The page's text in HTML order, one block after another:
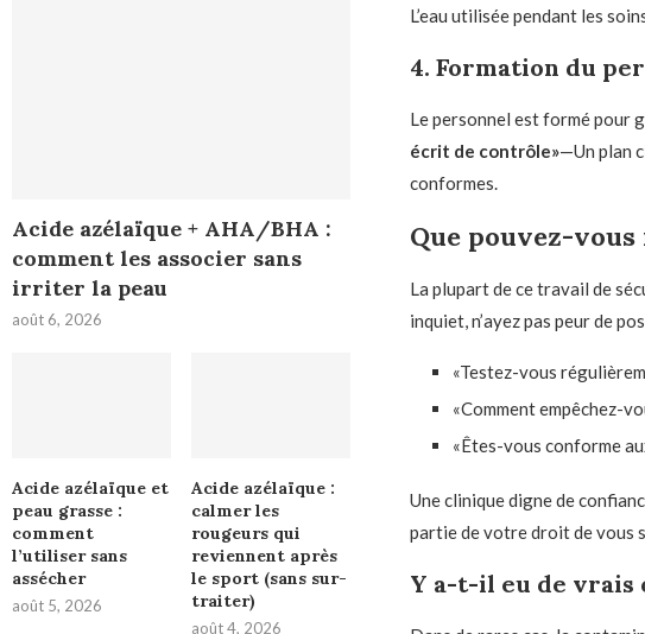
L’eau utilisée pendant les
4. Formation du
Le personnel est formé pour
écrit de contrôle»—Un plan
conformes.
Que pouvez-
La plupart de ce travail de
inquiet, n’ayez pas peur de
«Testez-vous
«Comment empêchez-
«Êtes-vous conforme
Une clinique digne de
partie de votre droit de vous
Y a-t-il eu de vrais
Acide azélaïque + AHA/BHA :
comment les associer sans
irriter la peau
août 6, 2026
Acide azélaïque et
peau grasse :
comment
l’utiliser sans
assécher
août 5, 2026
Acide azélaïque :
calmer les
rougeurs qui
reviennent après
le sport (sans sur-
traiter)
août 4, 2026